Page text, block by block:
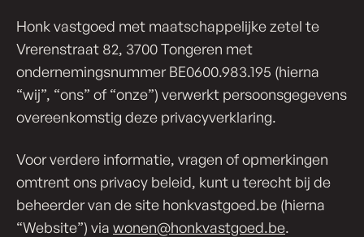
Honk vastgoed met maatschappelijke zetel te
Vrerenstraat 82, 3700 Tongeren met
ondernemingsnummer BE0600.983.195 (hierna
“wij”, “ons” of “onze”) verwerkt persoonsgegevens
overeenkomstig deze privacyverklaring.
Voor verdere informatie, vragen of opmerkingen
omtrent ons privacy beleid, kunt u terecht bij de
beheerder van de site honkvastgoed.be (hierna
“Website”) via wonen@honkvastgoed.be.